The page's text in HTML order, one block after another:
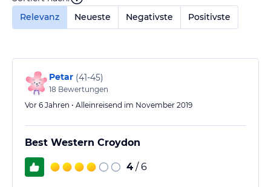
Relevanz
Neueste Negativste Positivste
Petar (41-45)
18 Bewertungen
Vor 6 Jahren • Alleinreisend im November 2019
Best Western Croydon
4 / 6